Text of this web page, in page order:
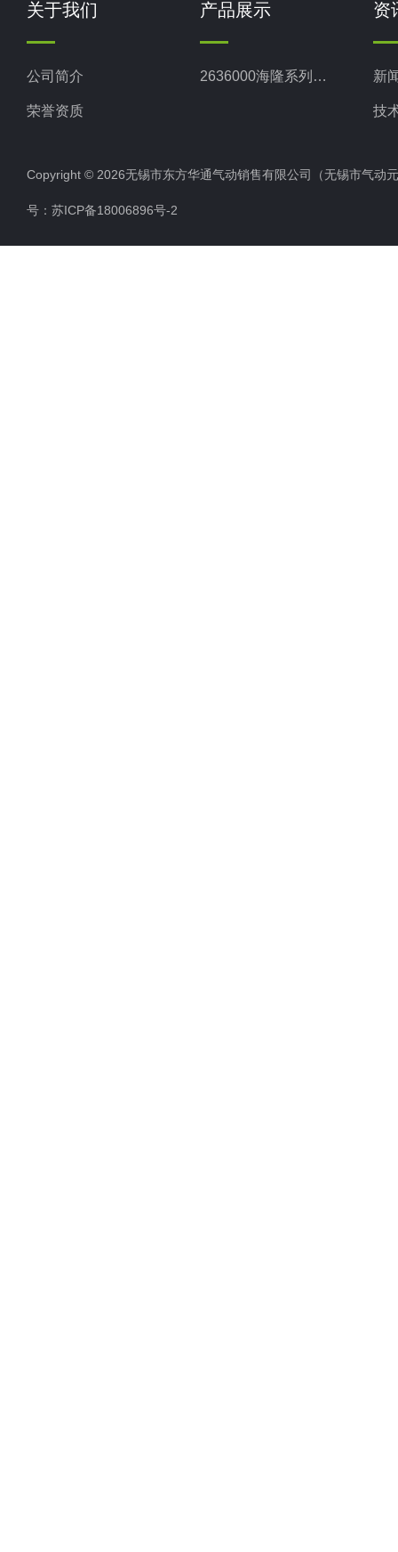
关于我们
公司简介
荣誉资质
产品展示
2636000海隆系列二位五通电磁阀
资
新
技
Copyright © 2026无锡市东方华通气动销售有限公司（无锡市气
号： 苏ICP备18006896号-2